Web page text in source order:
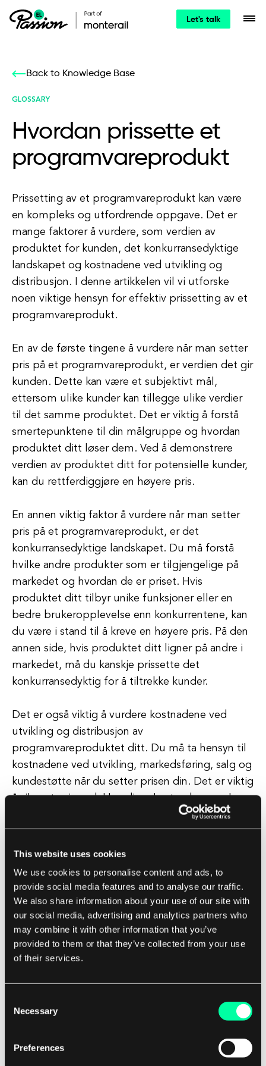
This website uses cookies
We use cookies to personalise content and ads, to
provide social media features and to analyse our traffic.
We also share information about your use of our site with
our social media, advertising and analytics partners who
may combine it with other information that you’ve
provided to them or that they’ve collected from your use
of their services.
Selection
Necessary
Preferences
Let's talk
Back to Knowledge Base
GLOSSARY
Hvordan prissette et
programvareprodukt
Prissetting av et programvareprodukt kan være
en kompleks og utfordrende oppgave. Det er
mange faktorer å vurdere, som verdien av
produktet for kunden, det konkurransedyktige
landskapet og kostnadene ved utvikling og
distribusjon. I denne artikkelen vil vi utforske
noen viktige hensyn for effektiv prissetting av et
programvareprodukt.
En av de første tingene å vurdere når man setter
pris på et programvareprodukt, er verdien det gir
kunden. Dette kan være et subjektivt mål,
ettersom ulike kunder kan tillegge ulike verdier
til det samme produktet. Det er viktig å forstå
smertepunktene til din målgruppe og hvordan
produktet ditt løser dem. Ved å demonstrere
verdien av produktet ditt for potensielle kunder,
kan du rettferdiggjøre en høyere pris.
En annen viktig faktor å vurdere når man setter
pris på et programvareprodukt, er det
konkurransedyktige landskapet. Du må forstå
hvilke andre produkter som er tilgjengelige på
markedet og hvordan de er priset. Hvis
produktet ditt tilbyr unike funksjoner eller en
bedre brukeropplevelse enn konkurrentene, kan
du være i stand til å kreve en høyere pris. På den
annen side, hvis produktet ditt ligner på andre i
markedet, må du kanskje prissette det
konkurransedyktig for å tiltrekke kunder.
Det er også viktig å vurdere kostnadene ved
utvikling og distribusjon av
programvareproduktet ditt. Du må ta hensyn til
kostnadene ved utvikling, markedsføring, salg og
kundestøtte når du setter prisen din. Det er viktig
å sikre at prisen dekker disse kostnadene og lar
deg gjøre en fortjeneste. Du kan også vurdere å
tilby forskjellige prisnivåer eller
abonnementsalternativer for å imøtekomme
Når du setter pris på et programvareprodukt, er
det viktig å teste forskjellige prisnivåer for å se
hva som resonerer med målgruppen din. Du kan
vurdere å tilby rabatter eller kampanjer for å
tiltrekke nye kunder eller oppmuntre
eksisterende kunder til å oppgradere til et høyere
prisstrategien din over tid og gjøre justeringer
markedsforhold.